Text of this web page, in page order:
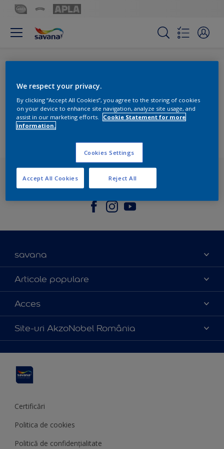
Acces Interzis
Dacă dorești să afli mai multe despre cum folosim
datele tale personale, te rugăm să citești declarația
noastră de confidențialitate
Ne găsești în social media
savana
Contact
Parteneri
Certificări
Articole populare
Culoarea anului 2025
Produse
Sfaturi utile
Acces
Politica de cookies
Termeni și condiții
Termeni de utilizare
Site-uri AkzoNobel România
Hammerite
Certificări
Politica de cookies
Politică de confidențialitate
We respect your privacy.
By clicking “Accept All Cookies”, you agree to the storing of cookies
on your device to enhance site navigation, analyze site usage, and
assist in our marketing efforts.
Cookie Statement for more
information.
Cookies Settings
Reject All
Accept All Cookies